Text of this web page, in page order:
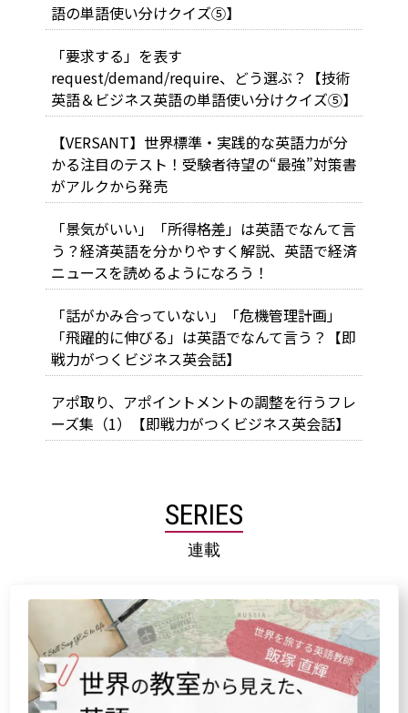
語の単語使い分けクイズ⑤】
「要求する」を表す
request/demand/require、どう選ぶ？【技術
英語＆ビジネス英語の単語使い分けクイズ⑤】
【VERSANT】世界標準・実践的な英語力が分
かる注目のテスト！受験者待望の“最強”対策書
がアルクから発売
「景気がいい」「所得格差」は英語でなんて言
う？経済英語を分かりやすく解説、英語で経済
ニュースを読めるようになろう！
「話がかみ合っていない」「危機管理計画」
「飛躍的に伸びる」は英語でなんて言う？【即
戦力がつくビジネス英会話】
アポ取り、アポイントメントの調整を行うフレ
ーズ集（1）【即戦力がつくビジネス英会話】
SERIES
連載